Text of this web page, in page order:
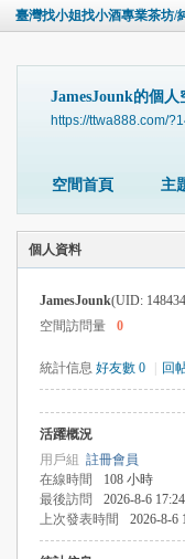
臺灣找小姐找小酒專業茶坊/
JamesJounk的個人
https://ttwa888.com/
空間首頁 主
個人資料
JamesJounk(UID:
空間訪問量
0
統計信息 好友數 0 回
活躍概況
用戶組 註冊會員
在線時間
108 小時
最後訪問
2026-8-6 17:24
上次發表時間
2026-8-6